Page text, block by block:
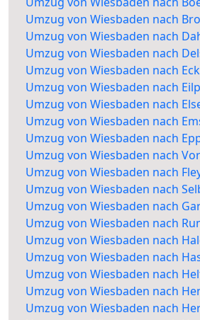
Umzug von Wiesbaden nach
Umzug von Wiesbaden nach
Umzug von Wiesbaden nach
Umzug von Wiesbaden nach
Umzug von Wiesbaden nach
Umzug von Wiesbaden nach
Umzug von Wiesbaden nach
Umzug von Wiesbaden nach
Umzug von Wiesbaden nach
Umzug von Wiesbaden nach
Umzug von Wiesbaden nach
Umzug von Wiesbaden nach
Umzug von Wiesbaden nach
Umzug von Wiesbaden nach
Umzug von Wiesbaden nach
Umzug von Wiesbaden nach
Umzug von Wiesbaden nach
Umzug von Wiesbaden nach